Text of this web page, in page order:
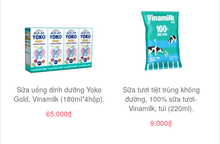
Sữa uống dinh dưỡng Yoko
Gold, Vinamilk (180ml*4hộp).
65.000₫
Sữa tươi tiệt trùng không
đường, 100% sữa tươi-
Vinamilk, túi (220ml).
9.000₫